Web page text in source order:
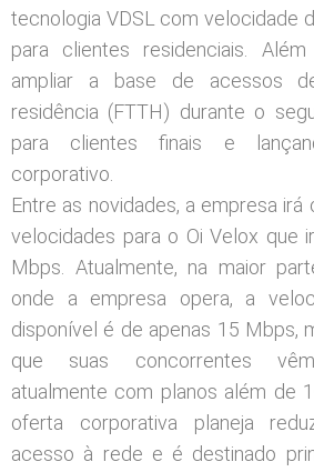
tecnologia VDSL com velocidade
para clientes residenciais. Além
ampliar a base de acessos
residência (FTTH) durante o
para clientes finais e
corporativo.
Entre as novidades, a empresa
velocidades para o Oi Velox que
Mbps. Atualmente, na maior
onde a empresa opera, a
disponível é de apenas 15 Mbps,
que suas concorrentes
atualmente com planos além de
oferta corporativa planeja
acesso à rede e é destinado